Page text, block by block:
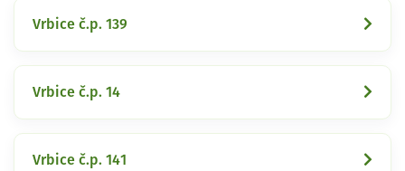
Vrbice č.p. 139
Vrbice č.p. 14
Vrbice č.p. 141